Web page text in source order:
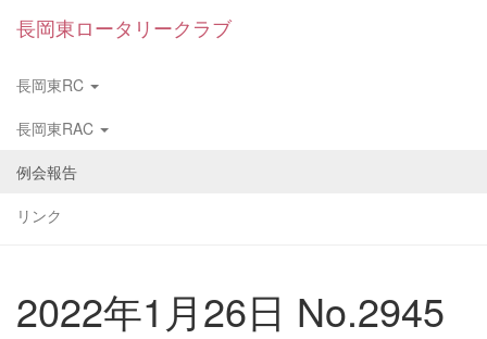
長岡東ロータリークラブ
長岡東RC
長岡東RAC
例会報告
リンク
2022年1月26日 No.2945